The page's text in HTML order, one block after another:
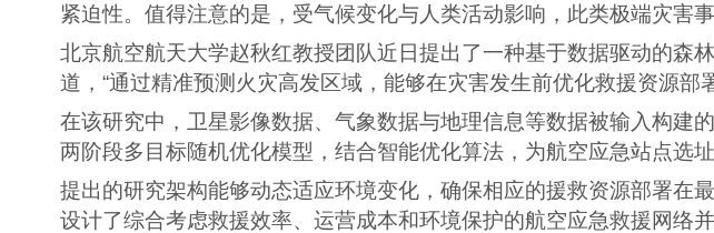
紧迫性。值得注意的是，受气候变化与人类活动影响，此类极端灾害
北京航空航天大学赵秋红教授团队近日提出了一种基于数据驱动的森
道，“通过精准预测火灾高发区域，能够在灾害发生前优化救援资源部
在该研究中，卫星影像数据、气象数据与地理信息等数据被输入构建
两阶段多目标随机优化模型，结合智能优化算法，为航空应急站点选
提出的研究架构能够动态适应环境变化，确保相应的援救资源部署在
设计了综合考虑救援效率、运营成本和环境保护的航空应急救援网络